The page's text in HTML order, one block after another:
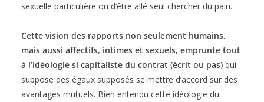
sexuelle particulière ou d’être allé seul chercher du pain.
Cette vision des rapports non seulement humains,
mais aussi affectifs, intimes et sexuels, emprunte tout
à l’idéologie si capitaliste du contrat (écrit ou pas) qui
suppose des égaux supposés se mettre d’accord sur des
avantages mutuels. Bien entendu cette idéologie du